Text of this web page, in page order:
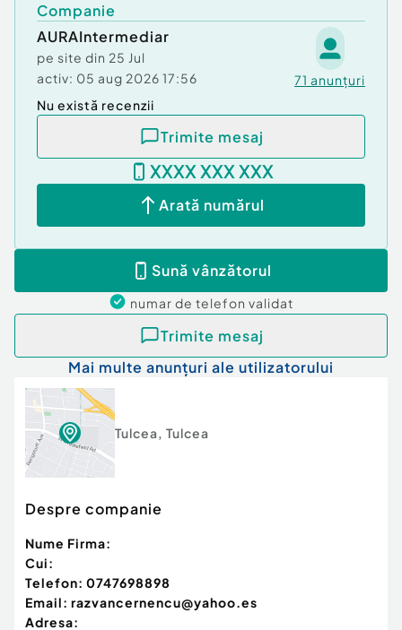
Companie
AURAIntermediar
pe site din 25 Jul
activ: 05 aug 2026 17:56 71 anunțuri
Nu există recenzii
Trimite mesaj
XXXX XXX XXX
Arată numărul
Sună vânzătorul
numar de telefon validat
Trimite mesaj
Mai multe anunțuri ale utilizatorului
Tulcea, Tulcea
Despre companie
Nume Firma:
Cui:
Telefon: 0747698898
Email: razvancernencu@yahoo.es
Adresa: